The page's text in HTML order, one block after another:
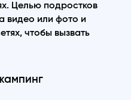
Целью подростков
видео или фото и
чтобы вызвать